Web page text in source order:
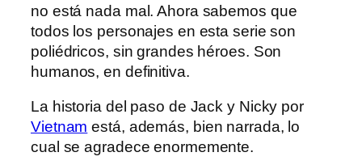
no está nada mal. Ahora sabemos que
todos los personajes en esta serie son
poliédricos, sin grandes héroes. Son
humanos, en definitiva.
La historia del paso de Jack y Nicky por
Vietnam está, además, bien narrada, lo
cual se agradece enormemente.